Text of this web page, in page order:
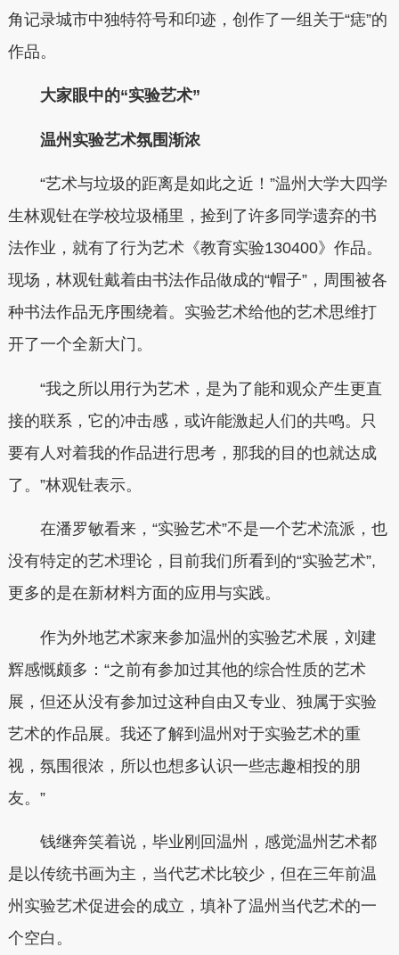
角记录城市中独特符号和印迹，创作了一组关于“痣”的
作品。
大家眼中的“实验艺术”
温州实验艺术氛围渐浓
“艺术与垃圾的距离是如此之近！”温州大学大四学
生林观钍在学校垃圾桶里，捡到了许多同学遗弃的书
法作业，就有了行为艺术《教育实验130400》作品。
现场，林观钍戴着由书法作品做成的“帽子”，周围被各
种书法作品无序围绕着。实验艺术给他的艺术思维打
开了一个全新大门。
“我之所以用行为艺术，是为了能和观众产生更直
接的联系，它的冲击感，或许能激起人们的共鸣。只
要有人对着我的作品进行思考，那我的目的也就达成
了。”林观钍表示。
在潘罗敏看来，“实验艺术”不是一个艺术流派，也
没有特定的艺术理论，目前我们所看到的“实验艺术”,
更多的是在新材料方面的应用与实践。
作为外地艺术家来参加温州的实验艺术展，刘建
辉感慨颇多：“之前有参加过其他的综合性质的艺术
展，但还从没有参加过这种自由又专业、独属于实验
艺术的作品展。我还了解到温州对于实验艺术的重
视，氛围很浓，所以也想多认识一些志趣相投的朋
友。”
钱继奔笑着说，毕业刚回温州，感觉温州艺术都
是以传统书画为主，当代艺术比较少，但在三年前温
州实验艺术促进会的成立，填补了温州当代艺术的一
个空白。